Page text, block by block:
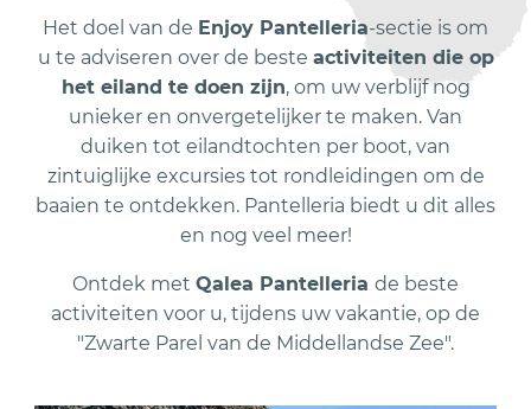
Het doel van de Enjoy Pantelleria-sectie is om
u te adviseren over de beste activiteiten die op
het eiland te doen zijn, om uw verblijf nog
unieker en onvergetelijker te maken. Van
duiken tot eilandtochten per boot, van
zintuiglijke excursies tot rondleidingen om de
baaien te ontdekken. Pantelleria biedt u dit alles
en nog veel meer!
Ontdek met Qalea Pantelleria de beste
activiteiten voor u, tijdens uw vakantie, op de
"Zwarte Parel van de Middellandse Zee".